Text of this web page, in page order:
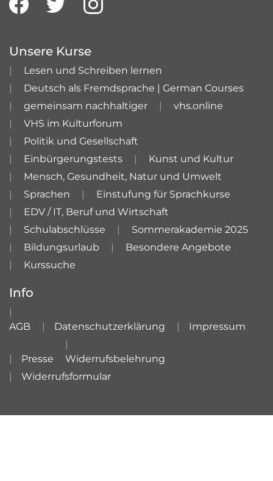
Unsere Kurse
Lesen und Schreiben lernen
Deutsch als Fremdsprache | German Courses
gemeinsam nachhaltiger
vhs.online
VHS im Kulturforum
Politik und Gesellschaft
Einbürgerungstests
Kunst und Kultur
Mensch, Gesundheit, Natur und Umwelt
Sprachen
Einstufung für Sprachkurse
EDV / IT, Beruf und Wirtschaft
Schulabschlüsse
Sommerakademie 2025
Bildungsurlaub
Besondere Angebote
Kurssuche
Info
AGB Datenschutzerklärung Impressum
Presse
Widerrufsbelehrung
Widerrufsformular